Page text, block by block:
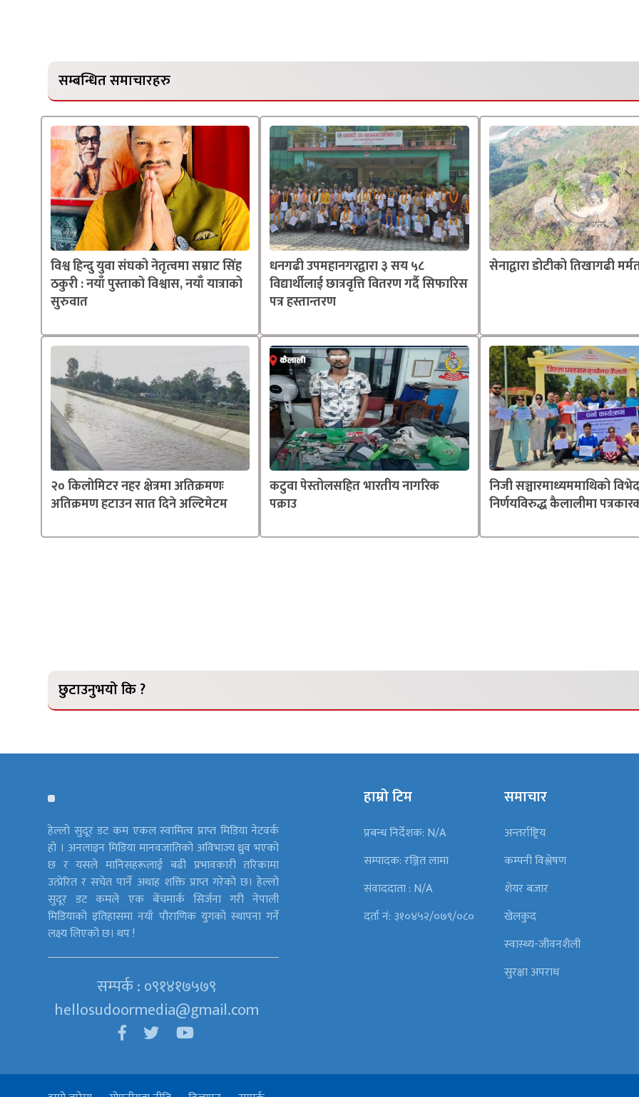
सम्बन्धित समाचारहरु
विश्व हिन्दु युवा संघको नेतृत्वमा सम्राट सिंह
ठकुरी : नयाँ पुस्ताको विश्वास, नयाँ यात्राको
सुरुवात
धनगढी उपमहानगरद्वारा ३ सय ५८
विद्यार्थीलाई छात्रवृत्ति वितरण गर्दै सिफारिस
पत्र हस्तान्तरण
सेनाद्वारा डोटीको तिखागढी
२० किलोमिटर नहर क्षेत्रमा अतिक्रमणः
अतिक्रमण हटाउन सात दिने अल्टिमेटम
कटुवा पेस्तोलसहित भारतीय नागरिक
पक्राउ
निजी सञ्चारमाध्यममाथिको
निर्णयविरुद्ध कैलालीमा
छुटाउनुभयो कि ?
हेल्लो सुदूर डट कम एकल स्वामित्व प्राप्त मिडिया नेटवर्क
हो । अनलाइन मिडिया मानवजातिको अविभाज्य ध्रुव भएको
छ र यसले मानिसहरूलाई बढी प्रभावकारी तरिकामा
उत्प्रेरित र सचेत पार्ने अथाह शक्ति प्राप्त गरेको छ। हेल्लो
सुदूर डट कमले एक बेंचमार्क सिर्जना गरी नेपाली
मिडियाको इतिहासमा नयाँ पौराणिक युगको स्थापना गर्ने
लक्ष्य लिएको छ। थप !
सम्पर्क : ०९१४१७५७९
hellosudoormedia@gmail.com
हाम्रो टिम
प्रबन्ध निर्देशक: N/A
सम्पादक: रञ्जित लामा
संवाददाता : N/A
दर्ता नं: ३१०४५२/०७९/०८०
समाचार
अन्तर्राष्ट्रिय
कम्पनी विश्लेषण
शेयर बजार
खेलकुद
स्वास्थ्य-जीवनशैली
सुरक्षा अपराध